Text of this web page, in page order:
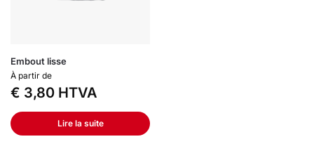
Embout lisse
À partir de
€ 3,80 HTVA
Lire la suite